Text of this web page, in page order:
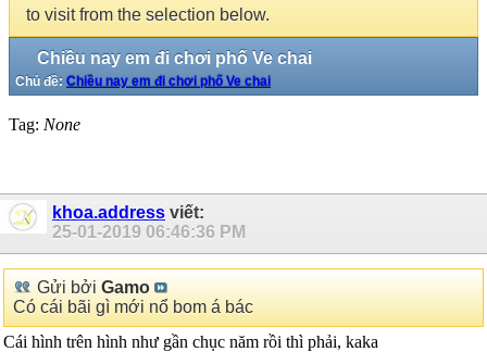
to visit from the selection below.
Chiều nay em đi chơi phố Ve chai
Chủ đề: Chiều nay em đi chơi phố Ve chai
Tag: None
khoa.address viết:
25-01-2019 06:46:36 PM
Gửi bởi Gamo
Có cái bãi gì mới nổ bom á bác
Cái hình trên hình như gần chục năm rồi thì phải, kaka